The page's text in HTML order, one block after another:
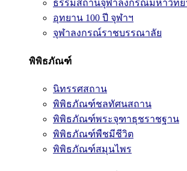
ธรรมสถานจุฬาลงกรณ์มหาวิทย
อุทยาน 100 ปี จุฬาฯ
จุฬาลงกรณ์ราชบรรณาลัย
พิพิธภัณฑ์
นิทรรศสถาน
พิพิธภัณฑ์ชลทัศนสถาน
พิพิธภัณฑ์พระจุฑาธุชราชฐาน
พิพิธภัณฑ์พืชมีชีวิต
พิพิธภัณฑ์สมุนไพร